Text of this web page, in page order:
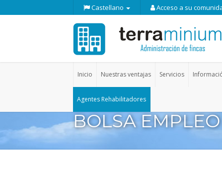
Castellano Acceso a su
Inicio Nuestras ventajas Servicios
Agentes Rehabilitadores
BOLSA EMPLEO